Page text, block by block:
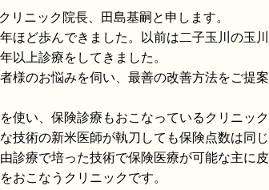
リニック院長、田島基嗣と申します。
ほど歩んできました。以前は二子玉川の玉川
以上診療をしてきました。
様のお悩みを伺い、最善の改善方法をご提案
使い、保険診療もおこなっているクリニック
技術の新米医師が執刀しても保険点数は同じ
診療で培った技術で保険医療が可能な主に皮
おこなうクリニックです。